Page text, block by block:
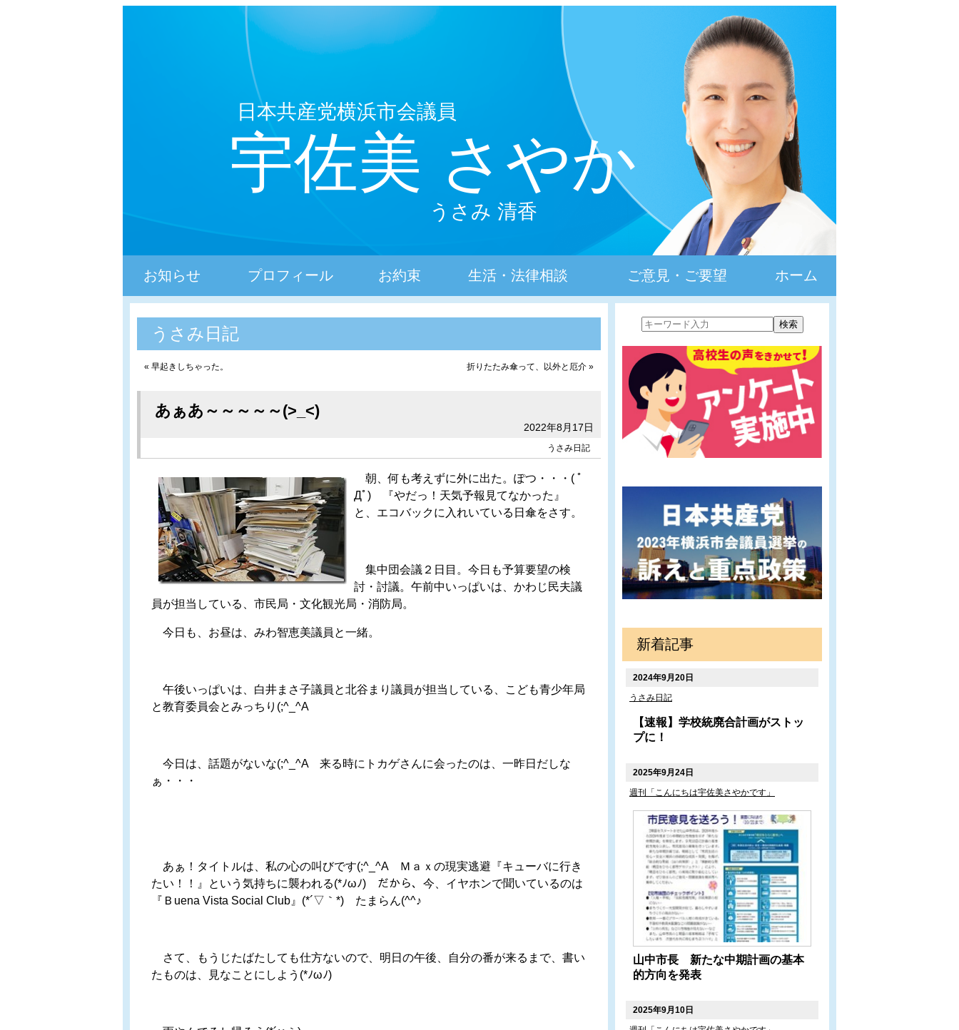
宇佐美 さやか
うさみ 清香
日本共産党横浜市会議員
お知らせ プロフィール お約束 生活・法律相談 ご意見・ご要望 ホーム
うさみ日記
« 早起きしちゃった。 折りたたみ傘って、以外と厄介 »
あぁあ～～～～～(>_<)
2022年8月17日
うさみ日記
朝、何も考えずに外に出た。ぽつ・・・( ﾟ
Дﾟ) 『やだっ！天気予報見てなかった』
と、エコバックに入れいている日傘をさす。
集中団会議２日目。今日も予算要望の検
討・討議。午前中いっぱいは、かわじ民夫議
員が担当している、市民局・文化観光局・消防局。
今日も、お昼は、みわ智恵美議員と一緒。
午後いっぱいは、白井まさ子議員と北谷まり議員が担当している、こども青少年局
と教育委員会とみっちり(;^_^A
今日は、話題がないな(;^_^A 来る時にトカゲさんに会ったのは、一昨日だしな
ぁ・・・
あぁ！タイトルは、私の心の叫びです(;^_^A Ｍａｘの現実逃避『キューバに行き
たい！！』という気持ちに襲われる(*ﾉωﾉ) だから、今、イヤホンで聞いているのは
『Ｂuena Vista Social Club』(*´▽｀*) たまらん(^^♪
さて、もうじたばたしても仕方ないので、明日の午後、自分の番が来るまで、書い
たものは、見なことにしよう(*ﾉωﾉ)
新着記事
2024年9月20日
うさみ日記
【速報】学校統廃合計画がストッ
プに！
2025年9月24日
週刊「こんにちは宇佐美さやかです」
山中市長 新たな中期計画の基本
的方向を発表
2025年9月10日